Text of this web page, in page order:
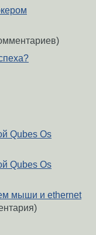
Qubes Os
Qubes Os
мыши и ethernet